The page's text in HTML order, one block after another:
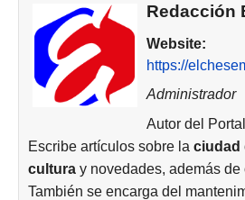
Redacción
Website:
https://
Administrador
Autor del Portal
Escribe artículos sobre la ciudad
cultura y novedades, además de
También se encarga del